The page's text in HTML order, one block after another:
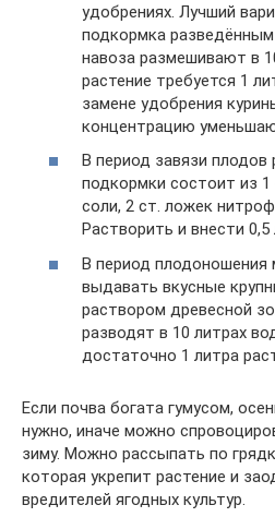
удобрениях. Лучший
подкормка
навоза размешивают в
растение требуется 1
замене удобрения
концентрацию
В период завязи плодов
подкормки состоит из
соли, 2 ст. ложек
Растворить и внести 0,5
В период плодоношения
выдавать вкусные
раствором древесной
разводят в 10 литрах
достаточно 1 литра
Если почва богата гумусом,
нужно, иначе можно
зиму. Можно рассыпать по
которая укрепит растение и
вредителей ягодных культур.